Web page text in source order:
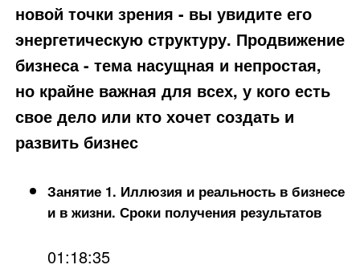
новой точки зрения - вы увидите его
энергетическую структуру. Продвижение
бизнеса - тема насущная и непростая,
но крайне важная для всех, у кого есть
свое дело или кто хочет создать и
развить бизнес
Занятие 1. Иллюзия и реальность в бизнесе
и в жизни. Сроки получения результатов
01:18:35